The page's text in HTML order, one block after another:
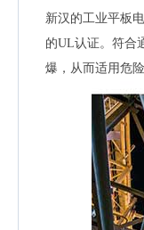
新汉的工业平板
的UL认证。符合
爆，从而适用危